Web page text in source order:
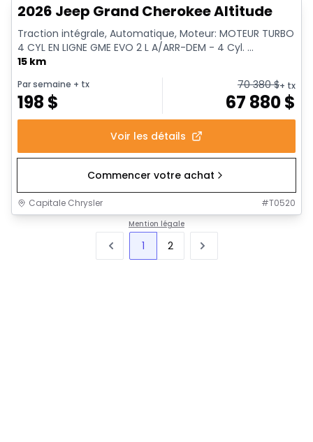
2026 Jeep Grand Cherokee Altitude
Traction intégrale, Automatique, Moteur: MOTEUR TURBO
4 CYL EN LIGNE GME EVO 2 L A/ARR-DEM - 4 Cyl. ...
15 km
Par semaine + tx
198 $
70 380$+ tx
67 880$
Voir les détails
Commencer votre achat
Capitale Chrysler #T0520
Mention légale
1 2